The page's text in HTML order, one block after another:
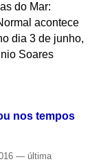
do Mar:
acontece
dia 3 de junho,
Soares
nos tempos
— última